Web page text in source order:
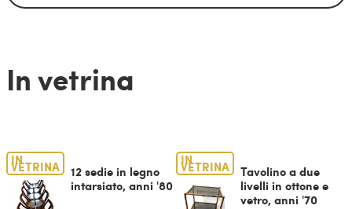
In vetrina
IN
VETRINA
12 sedie in legno
intarsiato, anni '80
IN
VETRINA
Tavolino a due
livelli in ottone e
vetro, anni '70